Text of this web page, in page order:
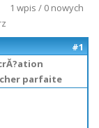
1 wpis / 0 nowych
#1
parfaite